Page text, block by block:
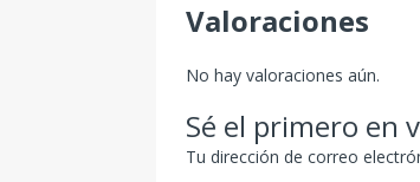
Valoraciones
No hay valoraciones aún.
Sé el primero en
Tu dirección de correo